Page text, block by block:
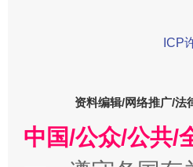
ICP
资料编辑/网络推广/法
中国/公众/公共/